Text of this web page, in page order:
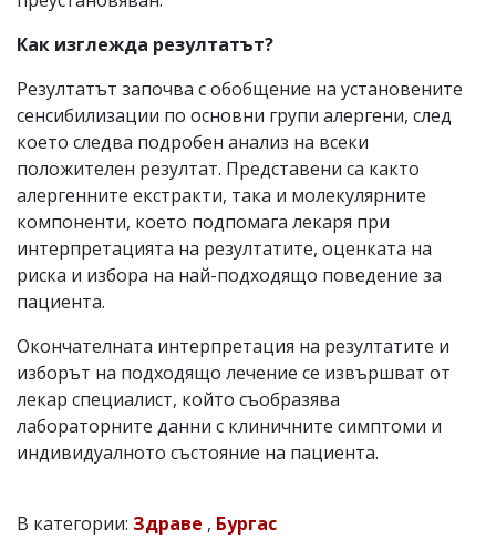
Как изглежда резултатът?
Резултатът започва с обобщение на установените
сенсибилизации по основни групи алергени, след
което следва подробен анализ на всеки
положителен резултат. Представени са както
алергенните екстракти, така и молекулярните
компоненти, което подпомага лекаря при
интерпретацията на резултатите, оценката на
риска и избора на най-подходящо поведение за
пациента.
Окончателната интерпретация на резултатите и
изборът на подходящо лечение се извършват от
лекар специалист, който съобразява
лабораторните данни с клиничните симптоми и
индивидуалното състояние на пациента.
В категории: Здраве , Бургас